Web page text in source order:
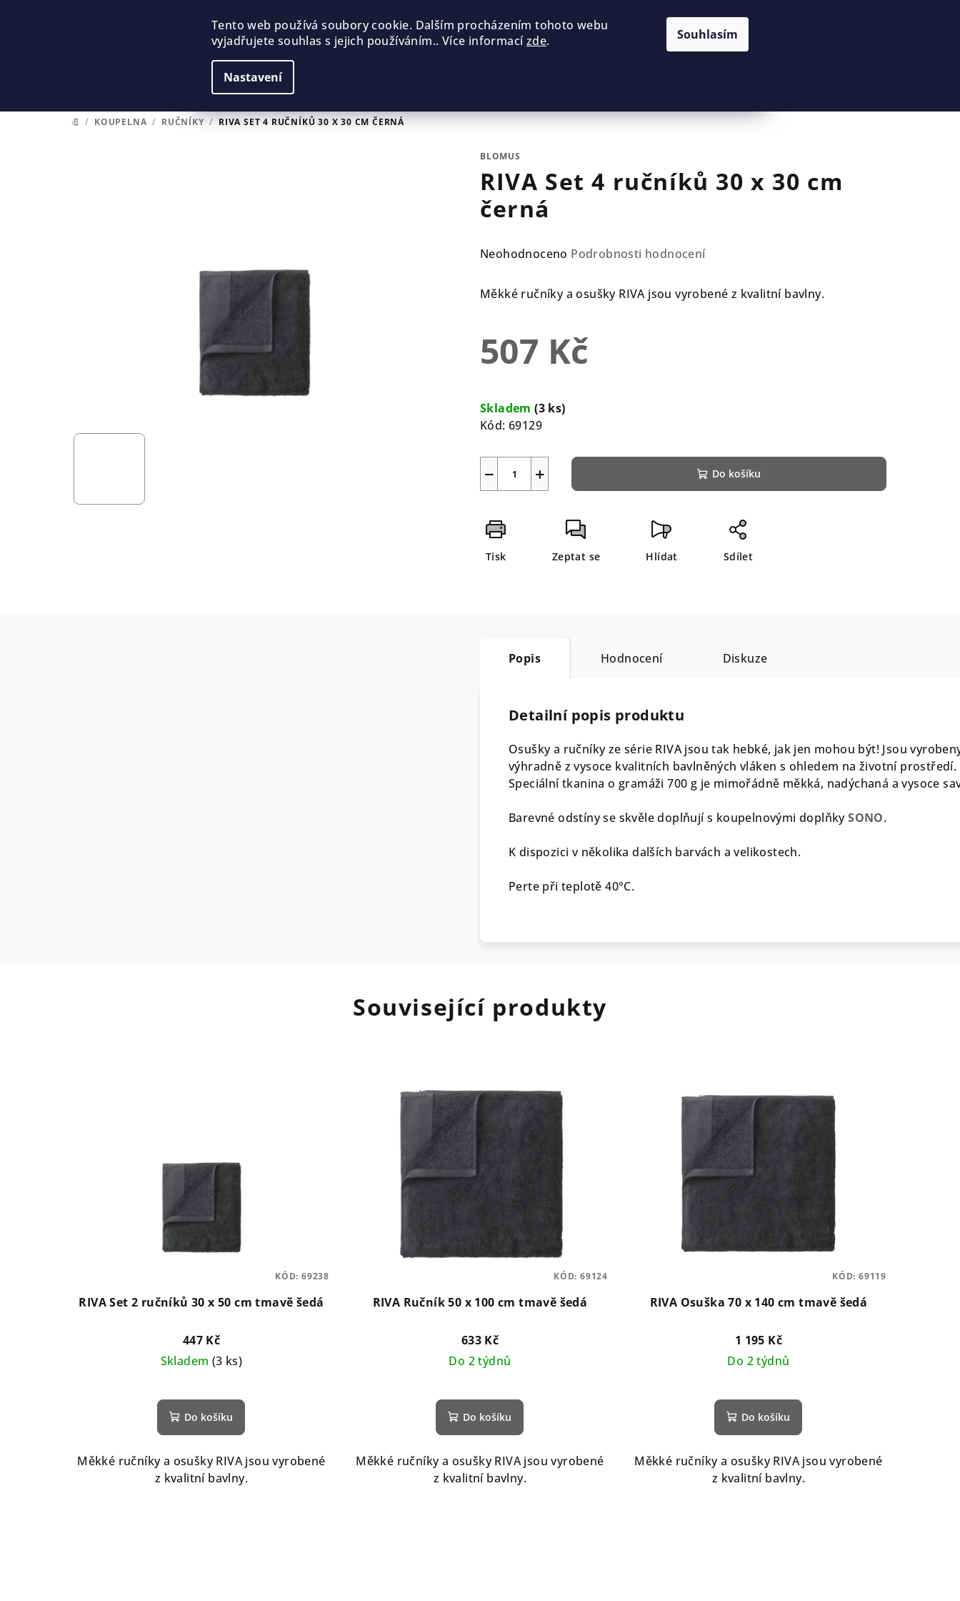
Tento web používá soubory cookie. Dalším procházením tohoto webu
vyjadřujete souhlas s jejich používáním.. Více informacízde.
Nastavení
Souhlasím
DOMŮ
/ KOUPELNA / RUČNÍKY / RIVA SET 4 RUČNÍKŮ 30 X 30 CM ČERNÁ
BLOMUS
RIVA Set 4 ručníků 30 x 30 cm
černá
Průměrné
produktu
z
5
Neohodnoceno Podrobnosti hodnocení
Měkké ručníky a osušky RIVA jsou vyrobené z kvalitní bavlny.
507 Kč
cena:
Skladem(3 ks)
Kód: 69129
+
− Do košíku
Tisk Zeptat se Hlídat Sdílet
Popis Hodnocení Diskuze
Detailní popis produktu
Osušky a ručníky ze série RIVA jsou tak hebké, jak jen mohou být! Jsou
výhradně z vysoce kvalitních bavlněných vláken s ohledem na životní prostředí.
Speciální tkanina o gramáži 700 g je mimořádně měkká, nadýchaná a vysoce
Barevné odstíny se skvěle doplňují s koupelnovými doplňkySONO.
K dispozici v několika dalších barvách a velikostech.
Perte při teplotě 40°C.
Související produkty
RIVA Set 2 ručníků 30 x 50 cm tmavě šedá
447 Kč
Skladem (3 ks)
Do košíku
Měkké ručníky a osušky RIVA jsou vyrobené
z kvalitní bavlny.
KÓD: 69238
RIVA Ručník 50 x 100 cm tmavě šedá
633 Kč
Do 2 týdnů
Do košíku
Měkké ručníky a osušky RIVA jsou vyrobené
z kvalitní bavlny.
KÓD: 69124
RIVA Osuška 70 x 140 cm tmavě šedá
1 195 Kč
Do 2 týdnů
Do košíku
Měkké ručníky a osušky RIVA jsou vyrobené
z kvalitní bavlny.
KÓD: 69119